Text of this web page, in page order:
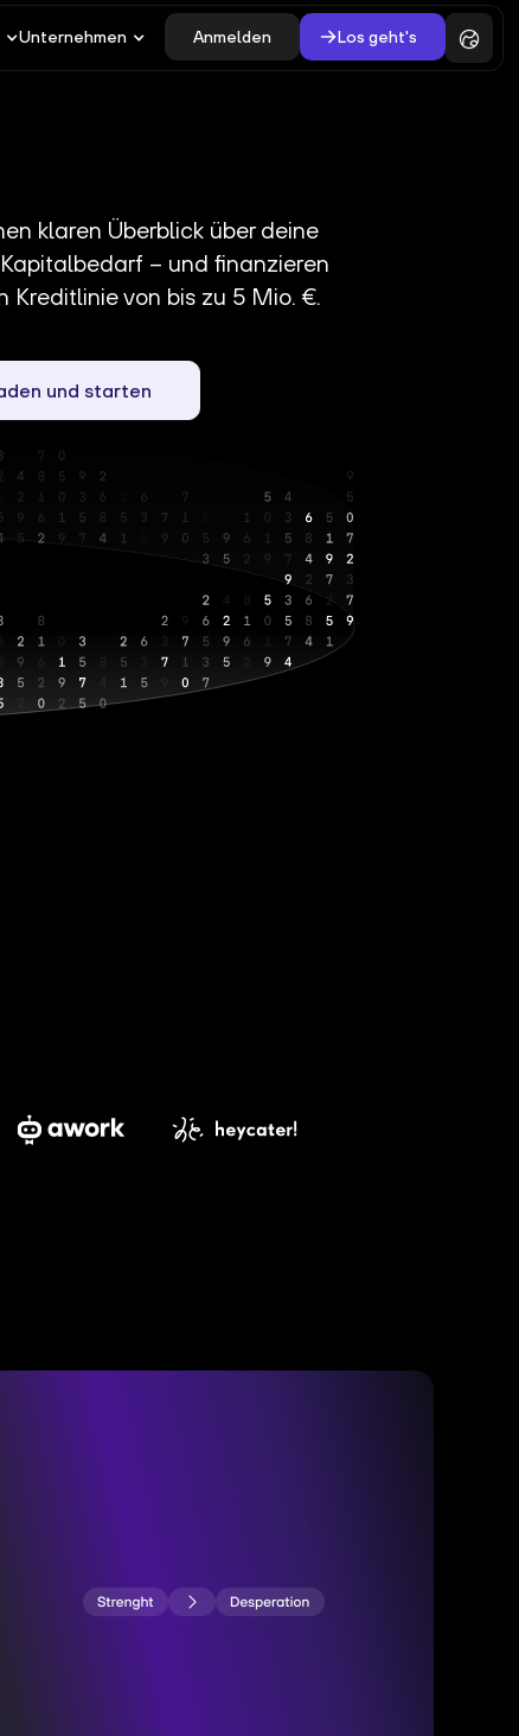
Unternehmen Anmelden Los geht's
klaren Überblick über deine
– und finanzieren
Kreditlinie von bis zu 5 Mio. €.
und starten